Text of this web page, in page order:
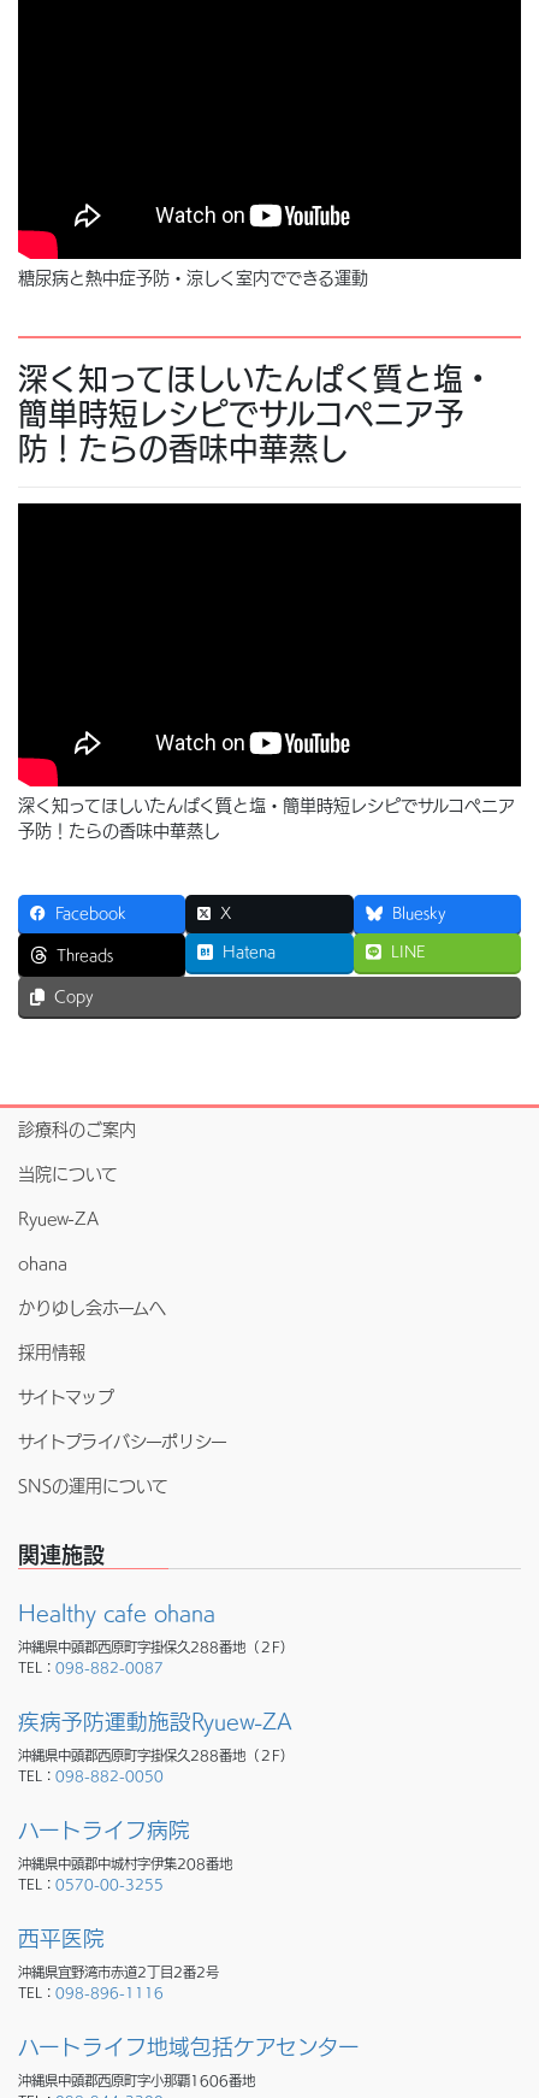
糖尿病と熱中症予防・涼しく室内でできる運動
深く知ってほしいたんぱく質と塩・
簡単時短レシピでサルコペニア予
防！たらの香味中華蒸し
深く知ってほしいたんぱく質と塩・簡単時短レシピでサルコペニア
予防！たらの香味中華蒸し
Facebook X Bluesky
Threads Hatena LINE
Copy
診療科のご案内
当院について
Ryuew-ZA
ohana
かりゆし会ホームへ
採用情報
サイトマップ
サイトプライバシーポリシー
SNSの運用について
関連施設
Healthy cafe ohana
沖縄県中頭郡西原町字掛保久288番地（２F）
TEL： 098-882-0087
疾病予防運動施設Ryuew-ZA
沖縄県中頭郡西原町字掛保久288番地（２F）
TEL： 098-882-0050
ハートライフ病院
沖縄県中頭郡中城村字伊集208番地
TEL： 0570-00-3255
西平医院
沖縄県宜野湾市赤道2丁目2番2号
TEL： 098-896-1116
ハートライフ地域包括ケアセンター
沖縄県中頭郡西原町字小那覇1606番地